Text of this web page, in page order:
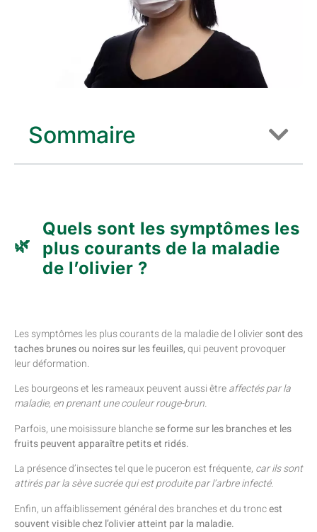
Sommaire
Quels sont les symptômes les
plus courants de la maladie
de l’olivier ?
Les symptômes les plus courants de la maladie de l oliviersont des
taches brunes ou noires sur les feuilles,qui peuvent provoquer
leur déformation.
Les bourgeons et les rameaux peuvent aussi êtreaffectés par la
maladie, en prenant une couleur rouge-brun.
Parfois, une moisissure blanchese forme sur les branches et les
fruits peuvent apparaître petits et ridés.
La présence d’insectes tel que le puceron est fréquente, car ils sont
attirés par la sève sucrée qui est produite par l’arbre infecté.
Enfin, un affaiblissement général des branches et du troncest
souvent visible chez l’olivier atteint par la maladie.